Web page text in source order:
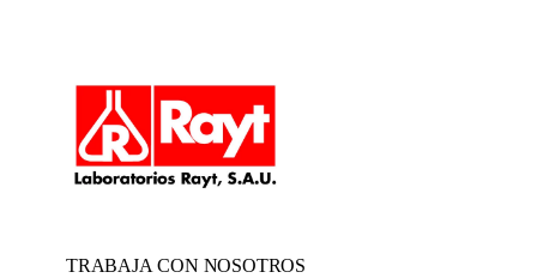
TRABAJA CON NOSOTROS